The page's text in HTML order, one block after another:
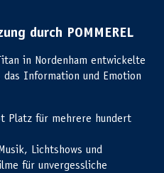
durch POMMEREL
in Nordenham entwickelte
das Information und Emotion
Platz für mehrere hundert
Lichtshows und
für unvergessliche